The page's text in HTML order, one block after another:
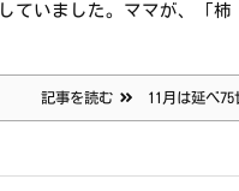
ていました。ママが、「
記事を読む 11月は延べ